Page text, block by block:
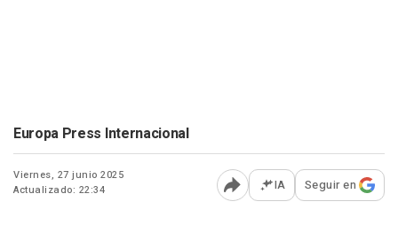
Europa Press Internacional
Viernes, 27 junio 2025
Actualizado: 22:34
Abrir opciones para
IA Seguir en